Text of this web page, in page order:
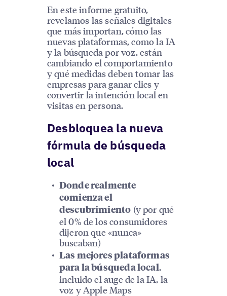
En este informe gratuito,
revelamos las señales digitales
que más importan, cómo las
nuevas plataformas, como la IA
y la búsqueda por voz, están
cambiando el comportamiento
y qué medidas deben tomar las
empresas para ganar clics y
convertir la intención local en
visitas en persona.
Desbloquea la nueva
fórmula de búsqueda
local
Donde realmente
comienza el
descubrimiento (y por qué
el 0% de los consumidores
dijeron que «nunca»
buscaban)
Las mejores plataformas
para la búsqueda local,
incluido el auge de la IA, la
voz y Apple Maps